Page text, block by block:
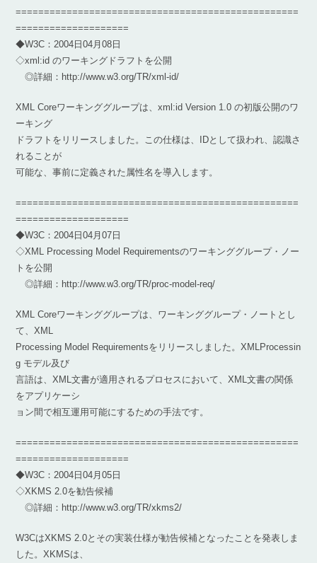
==================================================
====================
◆W3C：2004日04月08日
◇xml:id のワーキングドラフトを公開
◎詳細：http://www.w3.org/TR/xml-id/
XML Coreワーキンググループは、xml:id Version 1.0 の初版公開のワ
ーキング
ドラフトをリリースしました。この仕様は、IDとして扱われ、認識さ
れることが
可能な、事前に定義された属性名を導入します。
==================================================
====================
◆W3C：2004日04月07日
◇XML Processing Model Requirementsのワーキンググループ・ノー
トを公開
◎詳細：http://www.w3.org/TR/proc-model-req/
XML Coreワーキンググループは、ワーキンググループ・ノートとし
て、XML
Processing Model Requirementsをリリースしました。XMLProcessin
g モデル及び
言語は、XML文書が適用されるプロセスにおいて、XML文書の関係
をアプリケーシ
ョン間で相互運用可能にするための手法です。
==================================================
====================
◆W3C：2004日04月05日
◇XKMS 2.0を勧告候補
◎詳細：http://www.w3.org/TR/xkms2/
W3CはXKMS 2.0とその実装仕様が勧告候補となったことを発表しま
した。XKMSは、